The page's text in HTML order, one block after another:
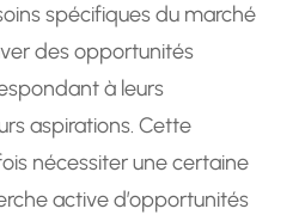
spécifiques du marché
des opportunités
à leurs
aspirations. Cette
nécessiter une certaine
active d’opportunités